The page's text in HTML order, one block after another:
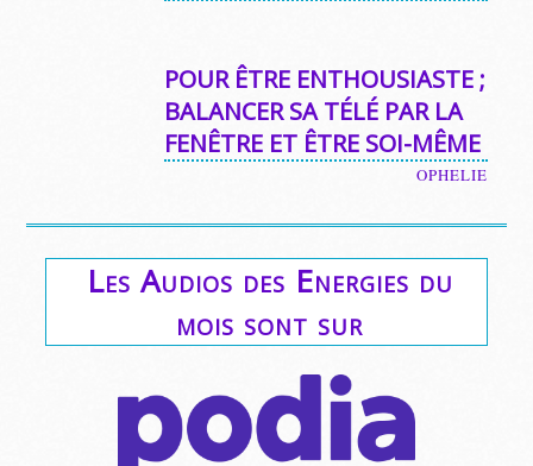
POUR ÊTRE ENTHOUSIASTE ;
BALANCER SA TÉLÉ PAR LA
FENÊTRE ET ÊTRE SOI-MÊME
OPHELIE
Les Audios des Energies du
mois sont sur